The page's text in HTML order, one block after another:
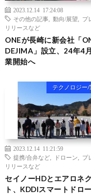
2023.12.14 17:24:08
その他の記事
動向/展望
プ
リリースなど
ONEが長崎に新会社「
DEJIMA」設立、24年4
業開始へ
テクノロジー/
2023.12.14 11:21:59
提携/合弁など
ドローン
プ
リリースなど
セイノーHDとエアロネ
ト、KDDIスマートドロ